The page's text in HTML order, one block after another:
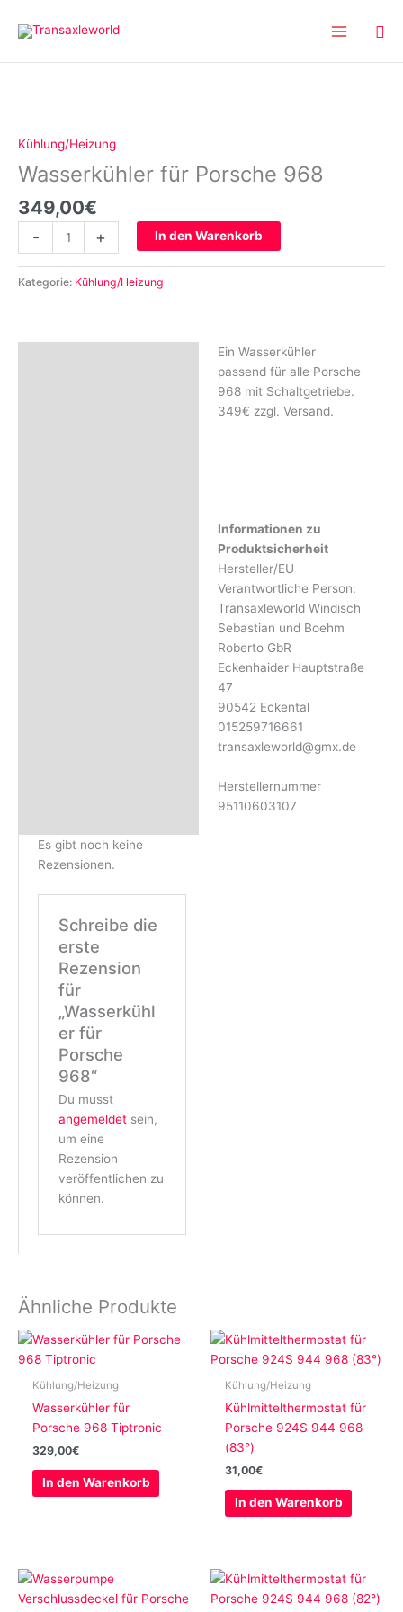
Inhalt
Kühlung/Heizung
Wasserkühler für Porsche 968
349,00€
-
968
Menge
+ In den Warenkorb
Kategorie: Kühlung/Heizung
Ein Wasserkühler
passend für alle Porsche
968 mit Schaltgetriebe.
349€ zzgl. Versand.
Informationen zu
Produktsicherheit
Hersteller/EU
Verantwortliche Person:
Transaxleworld Windisch
Sebastian und Boehm
Roberto GbR
Eckenhaider Hauptstraße
47
90542 Eckental
015259716661
transaxleworld@gmx.de
Herstellernummer
95110603107
Es gibt noch keine
Rezensionen.
Schreibe die
erste
Rezension
für
„Wasserkühl
er für
Porsche
968“
Du musst
angemeldet sein,
um eine
Rezension
veröffentlichen zu
können.
Ähnliche Produkte
Kühlung/Heizung
Wasserkühler für
Porsche 968 Tiptronic
329,00€
In den Warenkorb
Kühlung/Heizung
Kühlmittelthermostat für
Porsche 924S 944 968
(83°)
31,00€
In den Warenkorb